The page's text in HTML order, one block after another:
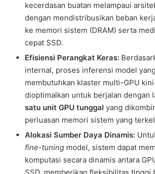
kecerdasan buatan melampaui
dengan mendistribusikan beban
ke memori sistem (DRAM) serta
cepat SSD.
Efisiensi Perangkat Keras:
internal, proses inferensi model
membutuhkan klaster multi-GPU
dioptimalkan untuk berjalan dengan
satu unit GPU tunggal yang
perluasan memori sistem yang
Alokasi Sumber Daya Dinamis:
fine-tuning model, sistem dapat
komputasi secara dinamis antara